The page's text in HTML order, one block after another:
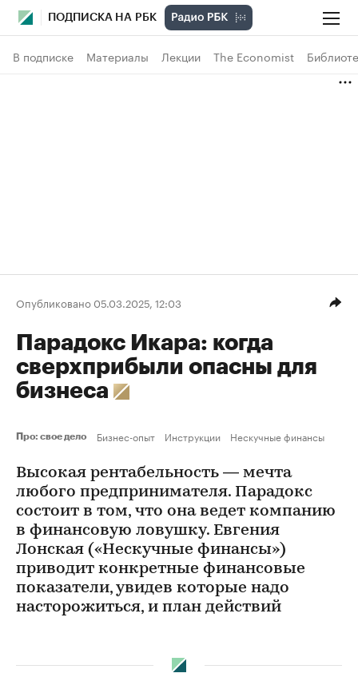
ПОДПИСКА НА РБК
В подписке Материалы Лекции The Economist
Опубликовано 05.03.2025, 12:03
Парадокс Икара: когда
сверхприбыли опасны для
бизнеса
Про: свое дело Бизнес-опыт Инструкции Нескучные финансы
Высокая рентабельность — мечта
любого предпринимателя. Парадокс
состоит в том, что она ведет компанию
в финансовую ловушку. Евгения
Лонская («Нескучные финансы»)
приводит конкретные финансовые
показатели, увидев которые надо
насторожиться, и план действий